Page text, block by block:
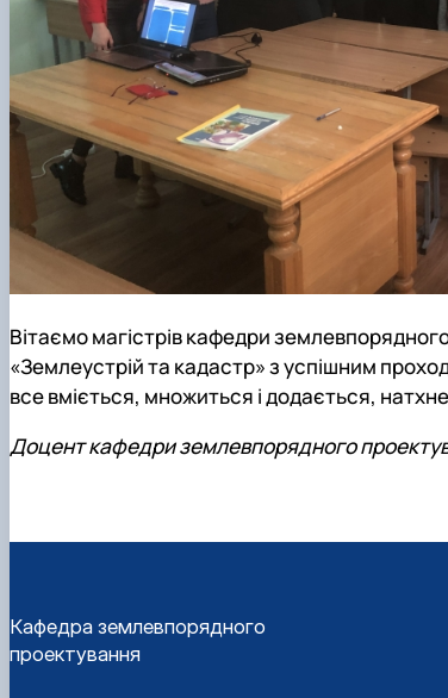
Вітаємо магістрів кафедри
«Землеустрій та кадастр» з успішним
все вміється, множиться і додається,
Доцент кафедри землевпорядного
Кафедра землевпорядного
проектування